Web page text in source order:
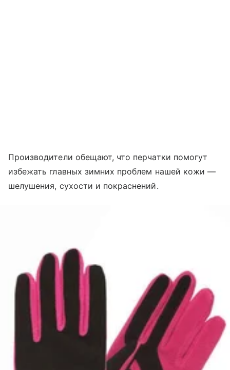
Производители обещают, что перчатки помогут
избежать главных зимних проблем нашей кожи —
шелушения, сухости и покраснений.